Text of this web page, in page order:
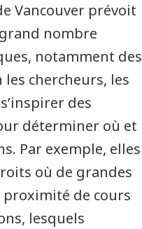
Vancouver prévoit
nombre
notamment des
chercheurs, les
des
déterminer où et
Par exemple, elles
où de grandes
de cours
lesquels